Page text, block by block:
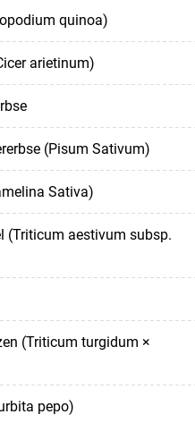
quinoa)
arietinum)
(Pisum Sativum)
Sativa)
(Triticum aestivum subsp.
(Triticum turgidum ×
pepo)